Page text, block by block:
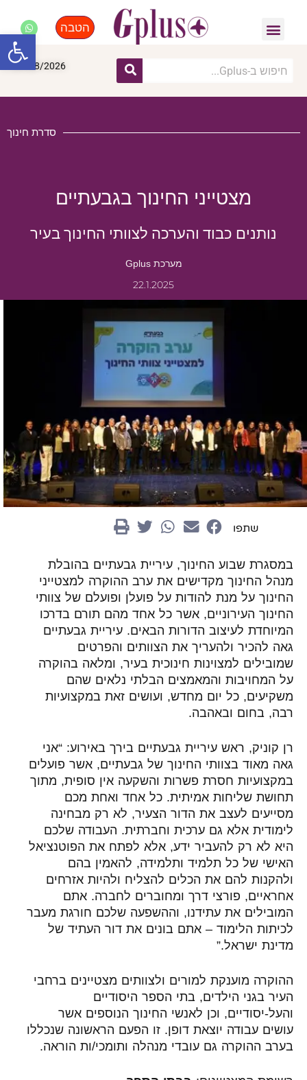
הטבה
07/08/2026
סדרת חינוך
מצטייני החינוך בגבעתיים
נותנים כבוד והערכה לצוותי החינוך בעיר
מערכת Gplus
22.1.2025
שתפו
במסגרת שבוע החינוך, עיריית גבעתיים בהובלת
מנהל החינוך מקדישים את ערב ההוקרה למצטייני
החינוך על מנת להודות על פועלן ופועלם של צוותי
החינוך העירוניים, אשר כל אחד מהם תורם בדרכו
המיוחדת לעיצוב הדורות הבאים. עיריית גבעתיים
גאה להכיר ולהעריך את הצוותים והפרטים
שמובילים למצוינות חינוכית בעיר, ומלאה בהוקרה
על המחויבות והמאמצים הבלתי נלאים שהם
משקיעים, כל יום מחדש, ועושים זאת במקצועיות
רבה, בחום ובאהבה.
רן קוניק, ראש עיריית גבעתיים בירך באירוע: “אני
גאה מאוד בצוותי החינוך של גבעתיים, אשר פועלים
במקצועיות חסרת פשרות והשקעה אין סופית, מתוך
תחושת שליחות אמיתית. כל אחד ואחת מכם
מסייעים לעצב את הדור הצעיר, לא רק מבחינה
לימודית אלא גם ערכית וחברתית. העבודה שלכם
היא לא רק להעביר ידע, אלא לפתח את הפוטנציאל
האישי של כל תלמיד ותלמידה, להאמין בהם
ולהקנות להם את הכלים להצליח ולהיות אזרחים
אחראיים, פורצי דרך ומחוברים לחברה. אתם
המובילים את עתידנו, וההשפעה שלכם חורגת מעבר
לכיתות הלימוד – אתם בונים את דור העתיד של
מדינת ישראל.”
ההוקרה מוענקת למורים ולצוותים מצטיינים ברחבי
העיר בגני הילדים, בתי הספר היסודיים
והעל-יסודיים, וכן לאנשי החינוך הנוספים אשר
עושים עבודה יוצאת דופן. זו הפעם הראשונה שנכללו
בערב ההוקרה גם עובדי מנהלה ותומכי/ות הוראה.
פתח